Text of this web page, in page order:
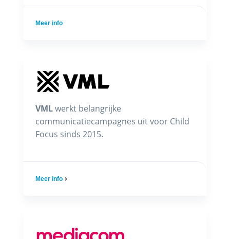
Meer info
VMLwerkt belangrijke
communicatiecampagnes uit voor Child
Focus sinds 2015.
Meer info